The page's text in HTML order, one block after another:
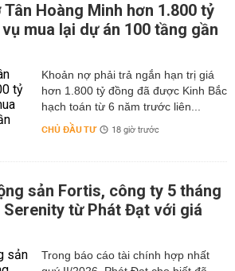
Tân Hoàng Minh hơn 1.800 tỷ
mua lại dự án 100 tầng gần
hơn 1.800 tỷ đồng đã được Kinh Bắc
hạch toán từ 6 năm trước liên...
CHỦ ĐẦU TƯ 18 giờ trước
sản Fortis, công ty 5 tháng
từ Phát Đạt với giá
Trong báo cáo tài chính hợp nhất